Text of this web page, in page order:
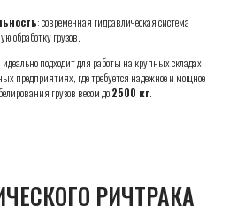
: современная гидравлическая система
обработку грузов.
идеально подходит для работы на крупных складах,
предприятиях, где требуется надежное и мощное
грузов весом до2500 кг.
РИЧТРАКА